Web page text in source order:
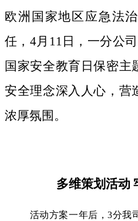
欧洲国家地区应急法
任，4月11日，一分公
国家安全教育日保密主
安全理念深入人心，营
浓厚氛围。
多维策划活动
活动方案一年后，3分我